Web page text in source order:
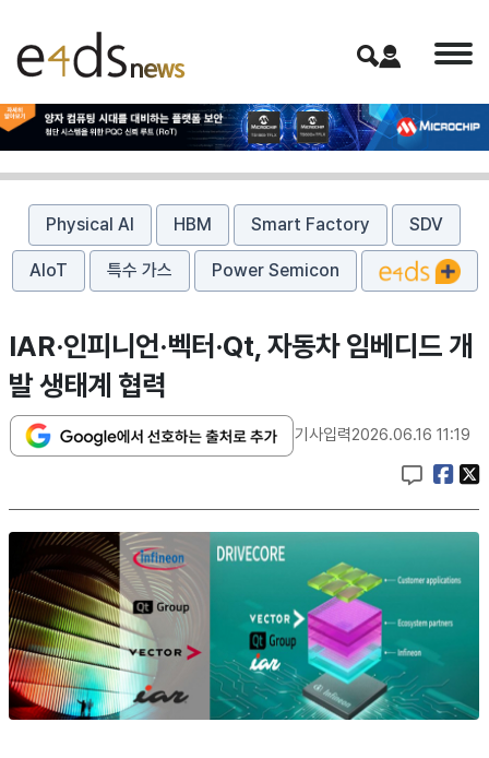
Physical AI HBM Smart Factory SDV
AIoT 특수 가스 Power Semicon
IAR·인피니언·벡터·Qt, 자동차 임베디드 개
발 생태계 협력
기사입력2026.06.16 11:19